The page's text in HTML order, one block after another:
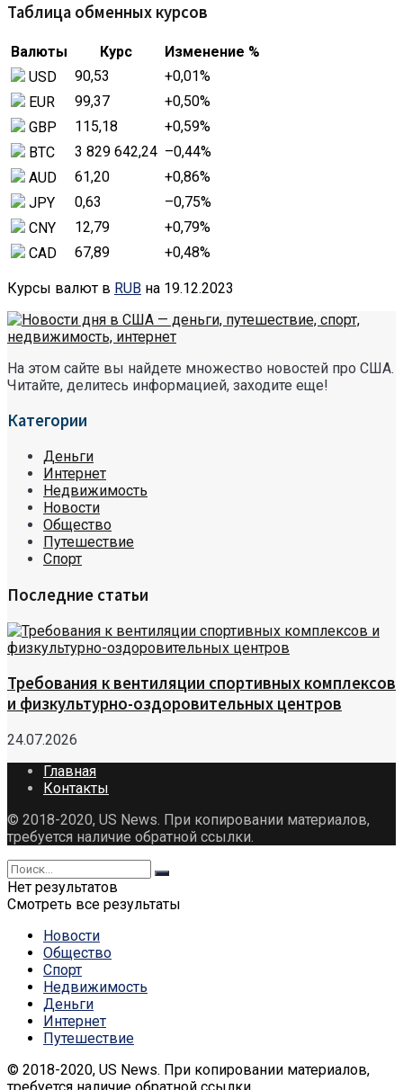
Таблица обменных курсов
Валюты Курс
Изменение %
USD
90,53 +0,01%
EUR
99,37 +0,50%
GBP
115,18 +0,59%
BTC
3 829 642,24 –0,44%
AUD
61,20 +0,86%
JPY
0,63 –0,75%
CNY
12,79 +0,79%
CAD
67,89 +0,48%
Курсы валют в RUB на 19.12.2023
На этом сайте вы найдете множество новостей про США.
Читайте, делитесь информацией, заходите еще!
Категории
Деньги
Интернет
Недвижимость
Новости
Общество
Путешествие
Спорт
Последние статьи
Требования к вентиляции спортивных комплексов
и физкультурно-оздоровительных центров
24.07.2026
Главная
Контакты
© 2018-2020, US News. При копировании материалов,
требуется наличие обратной ссылки.
Нет результатов
Смотреть все результаты
Новости
Общество
Спорт
Недвижимость
Деньги
Интернет
Путешествие
© 2018-2020, US News. При копировании материалов,